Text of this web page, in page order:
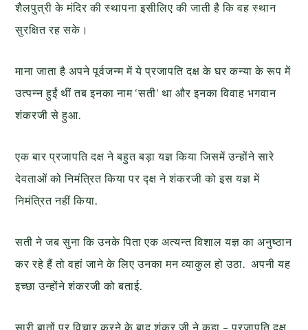
शैलपुत्री के मंदिर की स्थापना इसीलिए की जाती है कि वह स्थान
सुरक्षित रह सके।
माना जाता है अपने पूर्वजन्म में ये प्रजापति दक्ष के घर कन्या के रूप में
उत्पन्न हुईं थीं तब इनका नाम ‘सती’ था और इनका विवाह भगवान
शंकरजी से हुआ.
एक बार प्रजापति दक्ष ने बहुत बड़ा यज्ञ किया जिसमें उन्होंने सारे
देवताओं को निमंत्रित किया पर द्क्ष ने शंकरजी को इस यज्ञ में
निमंत्रित नहीं किया.
सती ने जब सुना कि उनके पिता एक अत्यन्त विशाल यज्ञ का अनुष्ठान
कर रहे हैं तो वहां जाने के लिए उनका मन व्याकुल हो उठा. अपनी यह
इच्छा उन्होंने शंकरजी को बताई.
सारी बातों पर विचार करने के बाद शंकर जी ने कहा – प्रजापति दक्ष